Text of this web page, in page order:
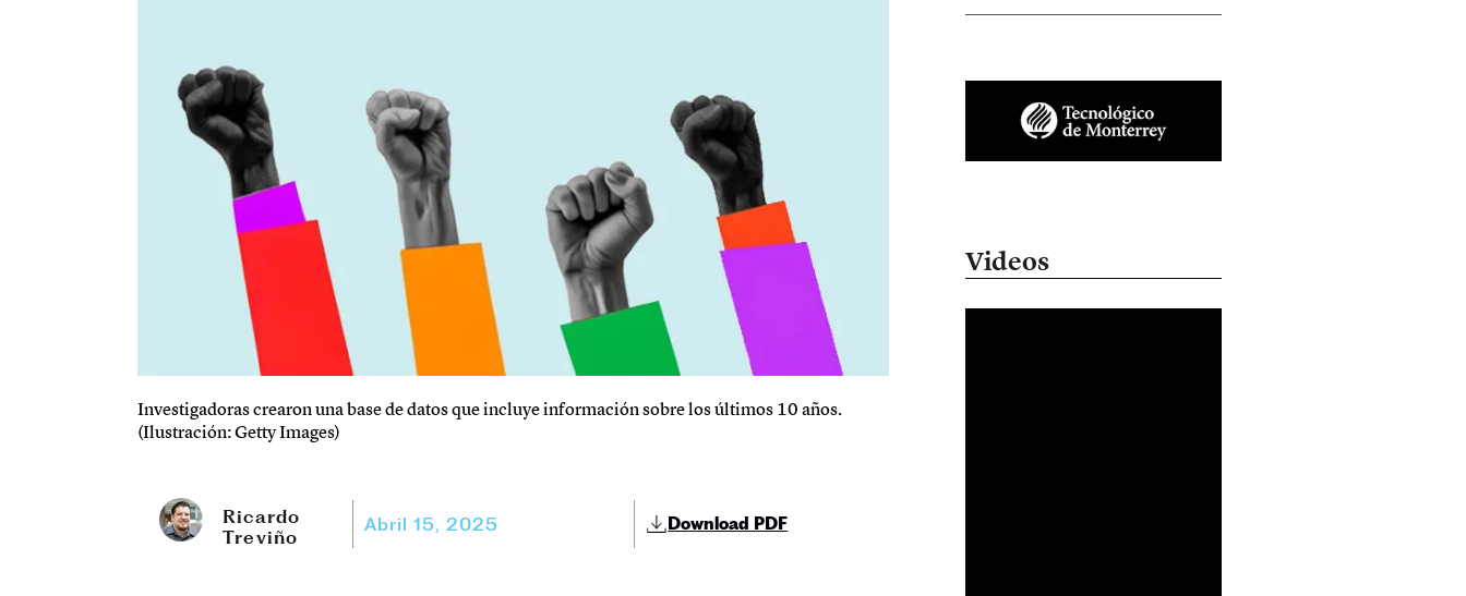
Investigadoras crearon una base de datos que incluye información sobre los últimos 10 años.
(Ilustración: Getty Images)
Ricardo
Treviño
Abril 15, 2025 Download PDF
Videos